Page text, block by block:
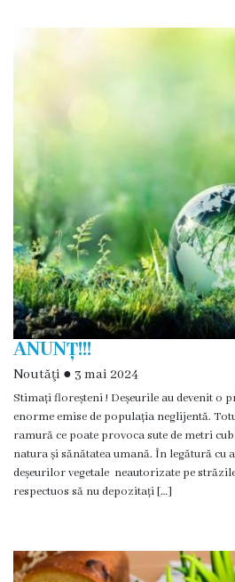
Potenţialul
turistic
Profilul
demografic
Cetăţeni
de
onoare
Oraşe
infrăţite
Galerie
Servicii
ANUNȚ!!!
Noutăţi ● 3 mai 2024
Stimați floreșteni ! Deșeurile au devenit o
enorme emise de populația neglijentă.
ramură ce poate provoca sute de metri
natura și sănătatea umană. În legătură cu
deșeurilor vegetale neautorizate pe
respectuos să nu depozitați […]